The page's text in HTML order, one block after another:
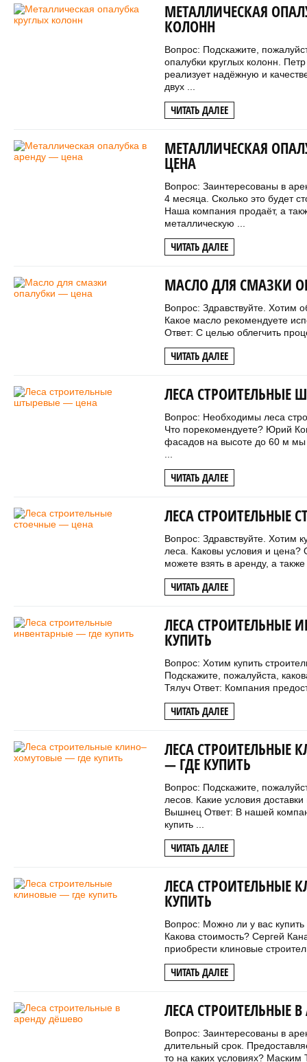
МЕТАЛЛИЧЕСКАЯ
КОЛОНН
Вопрос: Подскажите,
опалубки круглых колонн.
реализует надёжную и
двух ...
ЧИТАТЬ ДАЛЕЕ
МЕТАЛЛИЧЕСКАЯ
ЦЕНА
Вопрос: Заинтересованы в
4 месяца. Сколько это будет
Наша компания продаёт, а
металлическую ...
ЧИТАТЬ ДАЛЕЕ
МАСЛО ДЛЯ СМАЗКИ
Вопрос: Здравствуйте. Хотим
Какое масло рекомендуете
Ответ: С целью облегчить
ЧИТАТЬ ДАЛЕЕ
ЛЕСА СТРОИТЕЛЬНЫЕ
Вопрос: Необходимы леса
Что порекомендуете? Юрий
фасадов на высоте до 60 м мы
ЧИТАТЬ ДАЛЕЕ
ЛЕСА СТРОИТЕЛЬНЫЕ
Вопрос: Здравствуйте. Хотим
леса. Каковы условия и цена?
можете взять в аренду, а
ЧИТАТЬ ДАЛЕЕ
ЛЕСА СТРОИТЕЛЬНЫЕ
КУПИТЬ
Вопрос: Хотим купить
Подскажите, пожалуйста,
Тялуч Ответ: Компания
ЧИТАТЬ ДАЛЕЕ
ЛЕСА СТРОИТЕЛЬНЫЕ
— ГДЕ КУПИТЬ
Вопрос: Подскажите,
лесов. Какие условия
Вышнец Ответ: В нашей
купить ...
ЧИТАТЬ ДАЛЕЕ
ЛЕСА СТРОИТЕЛЬНЫЕ
КУПИТЬ
Вопрос: Можно ли у вас
Какова стоимость? Сергей
приобрести клиновые
ЧИТАТЬ ДАЛЕЕ
ЛЕСА СТРОИТЕЛЬНЫЕ
Вопрос: Заинтересованы в
длительный срок.
то на каких условиях?